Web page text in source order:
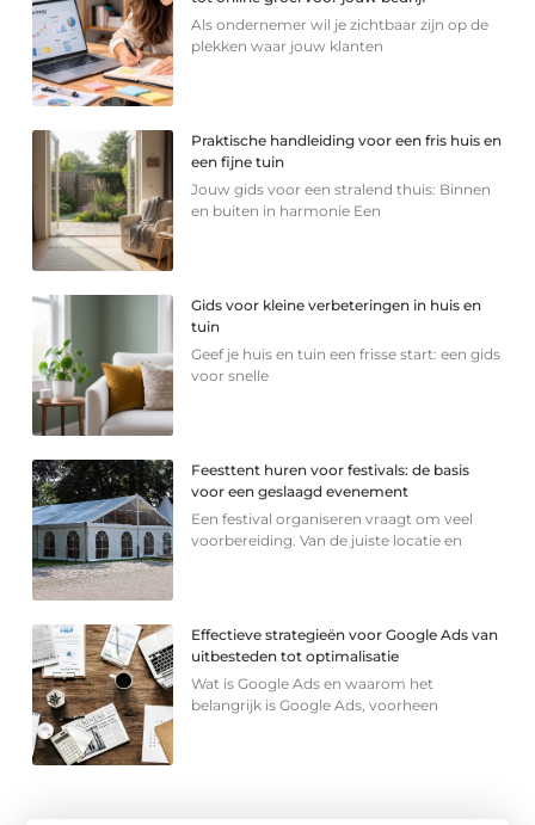
Als ondernemer wil je zichtbaar zijn op de
plekken waar jouw klanten
Praktische handleiding voor een fris huis en
een fijne tuin
Jouw gids voor een stralend thuis: Binnen
en buiten in harmonie Een
Gids voor kleine verbeteringen in huis en
tuin
Geef je huis en tuin een frisse start: een gids
voor snelle
Feesttent huren voor festivals: de basis
voor een geslaagd evenement
Een festival organiseren vraagt om veel
voorbereiding. Van de juiste locatie en
Effectieve strategieën voor Google Ads van
uitbesteden tot optimalisatie
Wat is Google Ads en waarom het
belangrijk is Google Ads, voorheen